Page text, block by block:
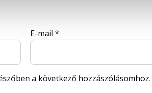
E-mail*
a következő hozzászólásomhoz.